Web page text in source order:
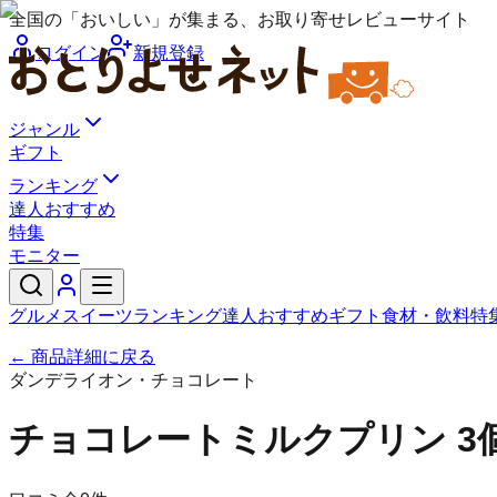
全国の「おいしい」が集まる、お取り寄せレビューサイト
ログイン
新規登録
ジャンル
ギフト
ランキング
達人おすすめ
特集
モニター
グルメ スイーツランキング達人おすすめギフト 食材・飲料特
← 商品詳細に戻る
ダンデライオン・チョコレート
チョコレートミルクプリン 3